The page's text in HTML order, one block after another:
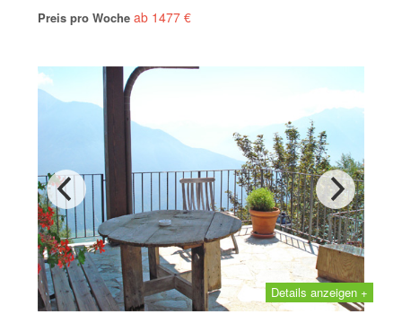
Preis pro Woche ab 1477 €
Details anzeigen +